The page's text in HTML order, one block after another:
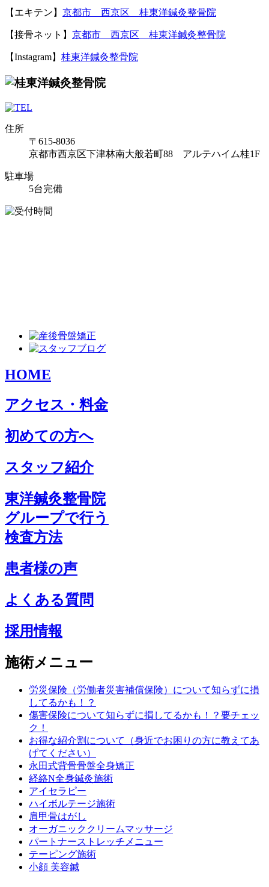
【エキテン】 京都市 西京区 桂東洋鍼灸整骨院
【接骨ネット】 京都市 西京区 桂東洋鍼灸整骨院
【Instagram】 桂東洋鍼灸整骨院
住所
〒615-8036
京都市西京区下津林南大般若町88 アルテハイム桂1F
駐車場
5台完備
HOME
アクセス・料金
初めての方へ
スタッフ紹介
東洋鍼灸整骨院
グループで行う
検査方法
患者様の声
よくある質問
採用情報
施術メニュー
労災保険（労働者災害補償保険）について知らずに損
してるかも！？
傷害保険について知らずに損してるかも！？要チェッ
ク！
お得な紹介割について（身近でお困りの方に教えてあ
げてください）
永田式背骨骨盤全身矯正
経絡N全身鍼灸施術
アイセラピー
ハイボルテージ施術
肩甲骨はがし
オーガニッククリームマッサージ
パートナーストレッチメニュー
テーピング施術
小顔 美容鍼